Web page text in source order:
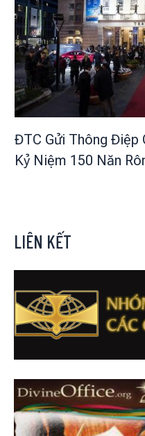
ĐTC Gửi Thông Điệp
Kỷ Niệm 150 Năn
LIÊN KẾT